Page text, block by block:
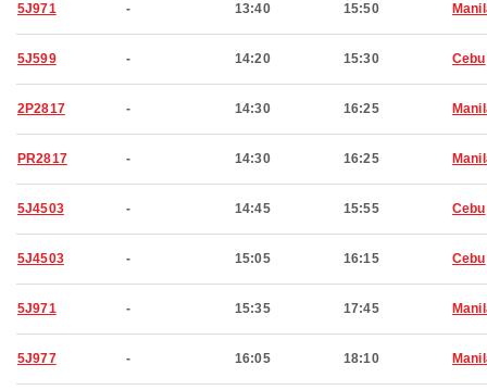
5J971 - 13:40 15:50
5J599 - 14:20 15:30 Cebu
2P2817 - 14:30 16:25
PR2817 - 14:30 16:25
5J4503 - 14:45 15:55 Cebu
5J4503 - 15:05 16:15 Cebu
5J971 - 15:35 17:45
5J977 - 16:05 18:10